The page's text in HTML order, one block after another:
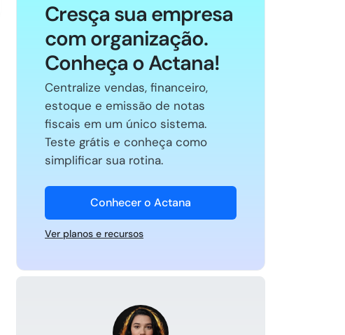
Cresça sua empresa
com organização.
Conheça o Actana!
Centralize vendas, financeiro,
estoque e emissão de notas
fiscais em um único sistema.
Teste grátis e conheça como
simplificar sua rotina.
Conhecer o Actana
Ver planos e recursos